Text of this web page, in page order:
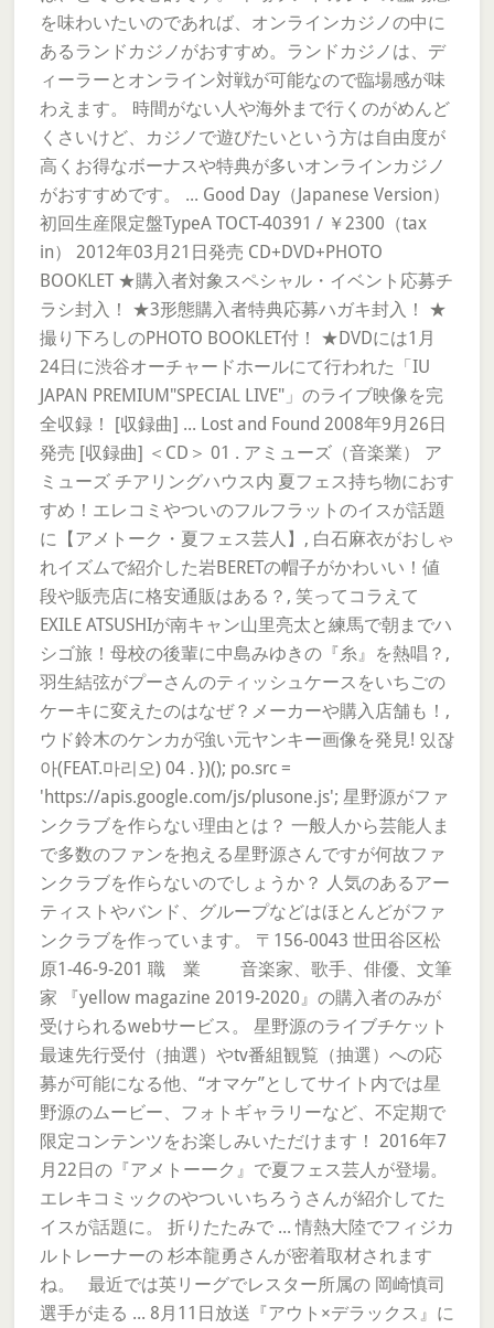
を味わいたいのであれば、オンラインカジノの中に
あるランドカジノがおすすめ。ランドカジノは、デ
ィーラーとオンライン対戦が可能なので臨場感が味
わえます。 時間がない人や海外まで行くのがめんど
くさいけど、カジノで遊びたいという方は自由度が
高くお得なボーナスや特典が多いオンラインカジノ
がおすすめです。 ... Good Day（Japanese Version）
初回生産限定盤TypeA TOCT-40391 / ￥2300（tax
in） 2012年03月21日発売 CD+DVD+PHOTO
BOOKLET ★購入者対象スペシャル・イベント応募チ
ラシ封入！ ★3形態購入者特典応募ハガキ封入！ ★
撮り下ろしのPHOTO BOOKLET付！ ★DVDには1月
24日に渋谷オーチャードホールにて行われた「IU
JAPAN PREMIUM"SPECIAL LIVE"」のライブ映像を完
全収録！ [収録曲] ... Lost and Found 2008年9月26日
発売 [収録曲] ＜CD＞ 01 . アミューズ（音楽業） ア
ミューズ チアリングハウス内 夏フェス持ち物におす
すめ！エレコミやついのフルフラットのイスが話題
に【アメトーク・夏フェス芸人】, 白石麻衣がおしゃ
れイズムで紹介した岩BERETの帽子がかわいい！値
段や販売店に格安通販はある？, 笑ってコラえて
EXILE ATSUSHIが南キャン山里亮太と練馬で朝までハ
シゴ旅！母校の後輩に中島みゆきの『糸』を熱唱？,
羽生結弦がプーさんのティッシュケースをいちごの
ケーキに変えたのはなぜ？メーカーや購入店舗も！,
ウド鈴木のケンカが強い元ヤンキー画像を発見! 있잖
아(FEAT.마리오) 04 . })(); po.src =
'https://apis.google.com/js/plusone.js'; 星野源がファ
ンクラブを作らない理由とは？ 一般人から芸能人ま
で多数のファンを抱える星野源さんですが何故ファ
ンクラブを作らないのでしょうか？ 人気のあるアー
ティストやバンド、グループなどはほとんどがファ
ンクラブを作っています。 〒156-0043 世田谷区松
原1-46-9-201 職 業 音楽家、歌手、俳優、文筆
家 『yellow magazine 2019-2020』の購入者のみが
受けられるwebサービス。 星野源のライブチケット
最速先行受付（抽選）やtv番組観覧（抽選）への応
募が可能になる他、“オマケ”としてサイト内では星
野源のムービー、フォトギャラリーなど、不定期で
限定コンテンツをお楽しみいただけます！ 2016年7
月22日の『アメトーーク』で夏フェス芸人が登場。
エレキコミックのやついいちろうさんが紹介してた
イスが話題に。 折りたたみで ... 情熱大陸でフィジカ
ルトレーナーの 杉本龍勇さんが密着取材されます
ね。 最近では英リーグでレスター所属の 岡崎慎司
選手が走る ... 8月11日放送『アウト×デラックス』に